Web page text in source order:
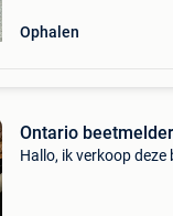
Ophalen
Ontario
Hallo, ik verkoop